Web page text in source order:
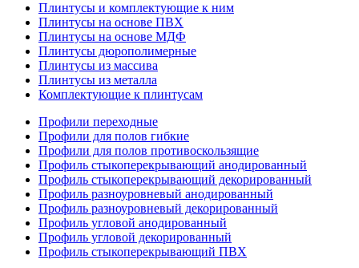
Плинтусы и комплектующие к ним
Плинтусы на основе ПВХ
Плинтусы на основе МДФ
Плинтусы дюрополимерные
Плинтусы из массива
Плинтусы из металла
Комплектующие к плинтусам
Профили переходные
Профили для полов гибкие
Профили для полов противоскользящие
Профиль стыкоперекрывающий анодированный
Профиль стыкоперекрывающий декорированный
Профиль разноуровневый анодированный
Профиль разноуровневый декорированный
Профиль угловой анодированный
Профиль угловой декорированный
Профиль стыкоперекрывающий ПВХ